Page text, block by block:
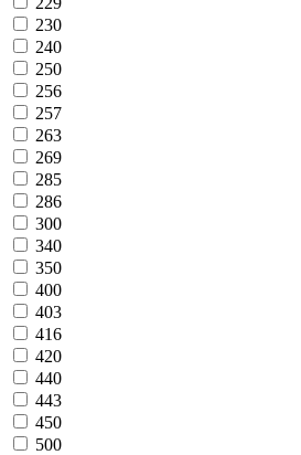
230
240
250
256
257
263
269
285
286
300
340
350
400
403
416
420
440
443
450
500